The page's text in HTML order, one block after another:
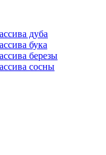
дуба
бука
березы
сосны